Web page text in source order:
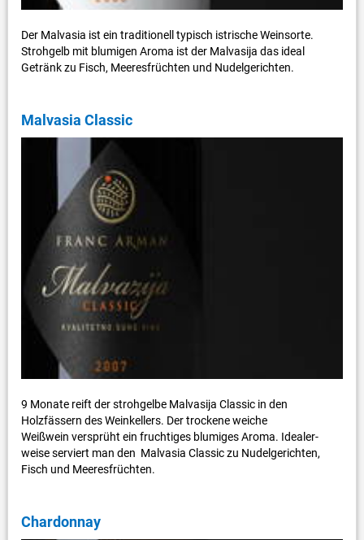
Der Malvasia ist ein traditionell typisch istrische Weinsorte.
Strohgelb mit blumigen Aroma ist der Malvasija das ideal
Getränk zu Fisch, Meeresfrüchten und Nudelgerichten.
Malvasia Classic
9 Monate reift der strohgelbe Malvasija Classic in den
Holzfässern des Weinkellers. Der trockene weiche
Weißwein versprüht ein fruchtiges blumiges Aroma. Idealer-
weise serviert man den Malvasia Classic zu Nudelgerichten,
Fisch und Meeresfrüchten.
Chardonnay